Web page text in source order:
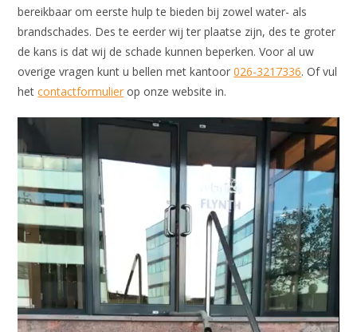
bereikbaar om eerste hulp te bieden bij zowel water- als
brandschades. Des te eerder wij ter plaatse zijn, des te groter
de kans is dat wij de schade kunnen beperken. Voor al uw
overige vragen kunt u bellen met kantoor026-3217336. Of vul
hetcontactformulier op onze website in.
Videospeler